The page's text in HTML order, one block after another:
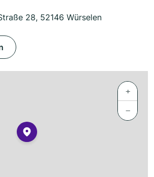
28, 52146 Würselen
+
−